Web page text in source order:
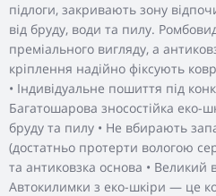
підлоги, закривають зону
від бруду, води та пилу.
преміального вигляду, а
кріплення надійно фіксують
• Індивідуальне пошиття під
Багатошарова зносостійка еко-
бруду та пилу • Не вбирають
(достатньо протерти вологою
та антиковзка основа • Великий
Автокилимки з еко-шкіри — це